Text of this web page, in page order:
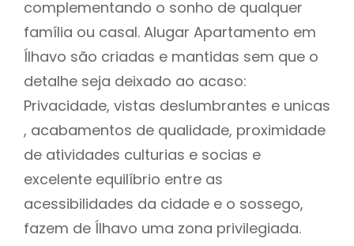
complementando o sonho de qualquer
família ou casal. Alugar Apartamento em
Ílhavo são criadas e mantidas sem que o
detalhe seja deixado ao acaso:
Privacidade, vistas deslumbrantes e unicas
, acabamentos de qualidade, proximidade
de atividades culturias e socias e
excelente equilíbrio entre as
acessibilidades da cidade e o sossego,
fazem de Ílhavo uma zona privilegiada.